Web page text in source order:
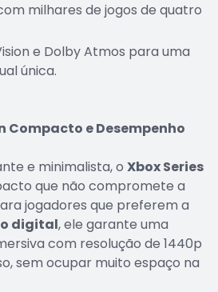
milhares de jogos de quatro
e Dolby Atmos para uma
única.
Compacto e Desempenho
e minimalista, o Xbox Series
que não compromete a
jogadores que preferem a
digital, ele garante uma
com resolução de 1440p
sem ocupar muito espaço na